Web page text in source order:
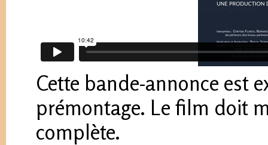
Cette bande-annonce est
prémontage. Le film doit
complète.